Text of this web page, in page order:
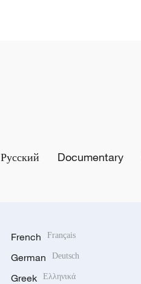
Русский Documentary
French Français
German Deutsch
Greek Ελληνικά